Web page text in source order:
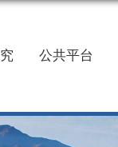
公共平台